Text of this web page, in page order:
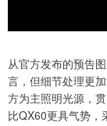
从官方发布的预告
言，但细节处理更
方为主照明光源，
比QX60更具气势，